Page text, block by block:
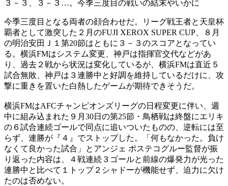
３－３、３－３…。今季三度目の戦いの結末やいかに
今季三度目となる両者の顔合わせだ。リーグ戦王者と天皇杯
覇者として激突した２月のFUJI XEROX SUPER CUP、８月
の明治安田Ｊ１第20節はともに３－３のスコアとなってい
る。横浜FMはシステム変更、神戸は指揮官交代などがあ
り、過去２戦から状況は変化しているが、横浜FMは直近５
試合無敗、神戸は３連勝中と好調を維持しているだけに、攻
撃に重きを置いた白熱したゲームが期待できそうだ。
横浜FMはAFCチャンピオンズリーグの日程変更に伴い、週
中に組み込まれた９月30日の第25節・鳥栖戦は終盤にエリキ
の６試合連続ゴールで同点に追いついたものの、逆転には至
らず、連勝が『４』でストップした。「何もなかった。負け
なくて良かった試合」とアンジェ ポステコグルー監督が振
り返った内容は、４戦連続３ゴールと前線の爆発力が光った
連勝中と比べて１トップ２シャドーが機能せず、迫力に欠け
たのは否めない。